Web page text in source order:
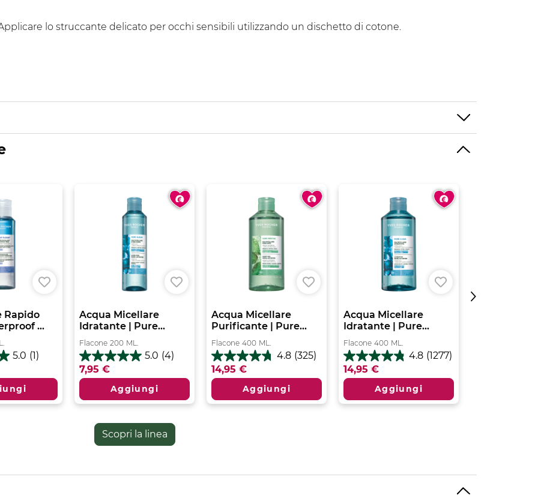
lo struccante delicato per occhi sensibili utilizzando un dischetto di cotone.
Rapido
...
5.0 (1)
Acqua Micellare
Idratante | Pure...
Flacone 200 ML.
5.0 (4)
5.0
su
5
4
7,95 €
Aggiungi
Acqua Micellare
Purificante | Pure...
Flacone 400 ML.
4.8 (325)
4.8
su
5
325
14,95 €
Aggiungi
Acqua Micellare
Idratante | Pure...
Flacone 400 ML.
4.8 (1277)
4.8
su
5
1277
14,95 €
Aggiungi
Scopri la linea